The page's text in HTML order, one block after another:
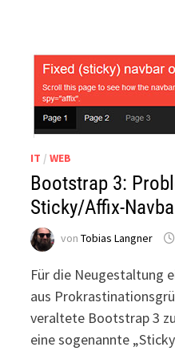
IT /WEB
Bootstrap 3:
Sticky/Affix-
vonTobias Langner
Für die Neugestaltung
aus
veraltete Bootstrap 3
eine sogenannte